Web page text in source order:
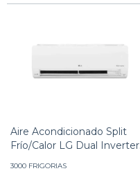
Aire Acondicionado Split
Frío/Calor LG Dual Inverter
3000 FRIGORIAS